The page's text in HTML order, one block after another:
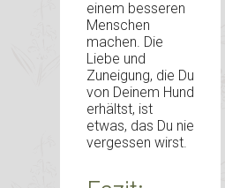
einem besseren
Menschen
machen. Die
Liebe und
Zuneigung, die Du
von Deinem Hund
erhältst, ist
etwas, das Du nie
vergessen wirst.